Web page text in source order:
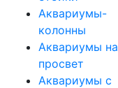
Аквариумы-
колонны
Аквариумы на
просвет
Аквариумы с